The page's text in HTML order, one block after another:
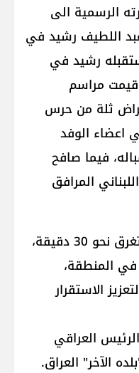
الرسمية الى
عبد اللطيف رشيد في
رشيد في
مراسم
ثلة من حرس
اعضاء الوفد
فيما صافح
المرافق
ثم عقد الجانبان لقاء قمة استغرق نحو 30 دقيقة،
في المنطقة،
الاستقرار
العراقي
الآخر" العراق.